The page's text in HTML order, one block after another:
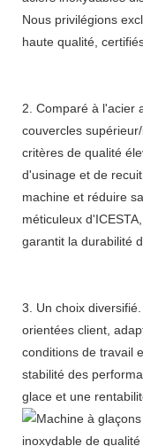
Nous privilégions
haute qualité,
2. Comparé à l'acier
couvercles
critères de qualité
d'usinage et de
machine et réduire
méticuleux
garantit la durabilité
3. Un choix
orientées client,
conditions de travail
stabilité des
glace et une